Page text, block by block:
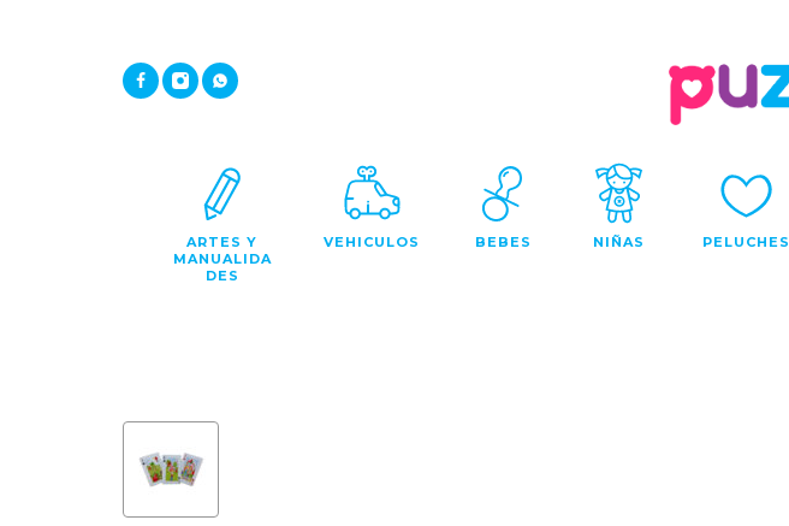
ARTES Y
MANUALIDA
DES
VEHICULOS BEBES NIÑAS PELUCHES